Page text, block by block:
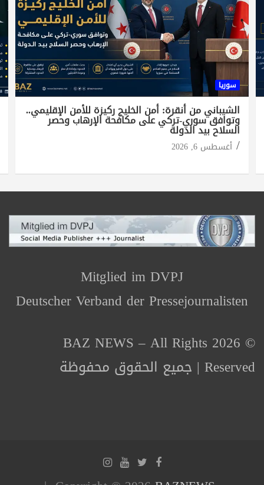
سوريا
الشيباني من أنقرة: أمن الخليج ركيزة للأمن الإقليمي..
وتوافق سوري-تركي على مكافحة الإرهاب وحصر
السلاح بيد الدولة
أغسطس 6, 2026
Mitglied im DVPJ
Deutscher Verband der Pressejournalisten
© 2026 BAZ NEWS – All Rights
Reserved | جميع الحقوق محفوظة